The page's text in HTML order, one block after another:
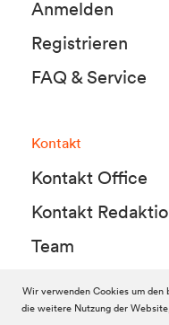
Anmelden
Registrieren
FAQ & Service
Kontakt
Kontakt Office
Kontakt
Team
© 2010-2026
Wir verwenden Cookies um
die weitere Nutzung der